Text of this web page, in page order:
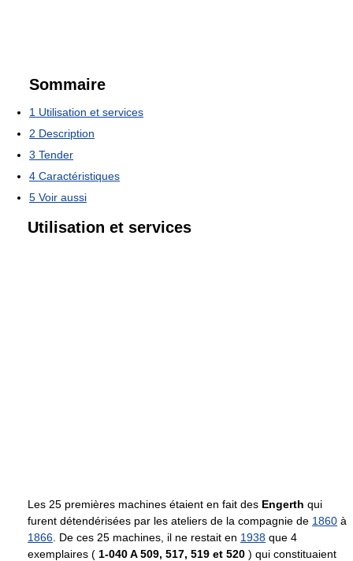
Sommaire
1 Utilisation et services
2 Description
3 Tender
4 Caractéristiques
5 Voir aussi
Utilisation et services
Les 25 premières machines étaient en fait des Engerth qui
furent détendérisées par les ateliers de la compagnie de 1860 à
1866 . De ces 25 machines, il ne restait en 1938 que 4
exemplaires ( 1-040 A 509, 517, 519 et 520 ) qui constituaient